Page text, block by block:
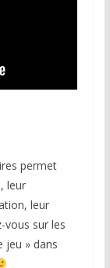
permet
leur
leur
sur les
jeu » dans